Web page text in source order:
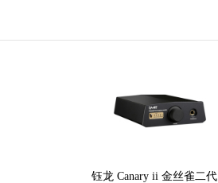
钰龙 Canary ii 金丝雀二代